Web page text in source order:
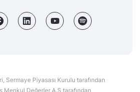
Sermaye Piyasası Kurulu tarafından
Menkul Değerler A.Ş tarafından